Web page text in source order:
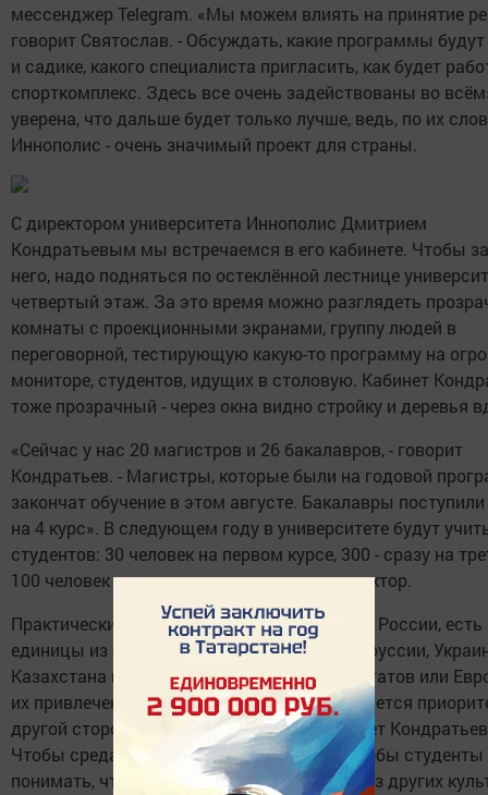
мессенджер Telegram. «Мы можем влиять на принятие
говорит Святослав. - Обсуждать, какие программы
и садике, какого специалиста пригласить, как будет
спорткомплекс. Здесь все очень задействованы во
уверена, что дальше будет только лучше, ведь, по их
Иннополис - очень значимый проект для страны.
С директором университета Иннополис Дмитрием
Кондратьевым мы встречаемся в его кабинете. Чтобы
него, надо подняться по остеклённой лестнице
четвертый этаж. За это время можно разглядеть
комнаты с проекционными экранами, группу людей в
переговорной, тестирующую какую-то программу на
мониторе, студентов, идущих в столовую. Кабинет
тоже прозрачный - через окна видно стройку и деревья
«Сейчас у нас 20 магистров и 26 бакалавров, - говорит
Кондратьев. - Магистры, которые были на годовой
закончат обучение в этом августе. Бакалавры
на 4 курс». В следующем году в университете будут
студентов: 30 человек на первом курсе, 300 - сразу на
100 человек в магистратуре, поясняет директор.
Практически все студенты в Иннополисе из России, есть
единицы из бывших республик СССР - Белоруссии,
Казахстана и Узбекистана. Студентов из Штатов или
их привлечение для администрации не является
другой стороны, они очень нужны, - поясняет
Чтобы среда была интернациональной. Чтобы студенты
понимать, что можно общаться с людьми из других